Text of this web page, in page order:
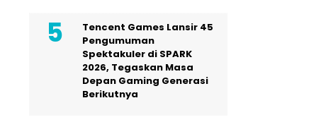
Tencent Games Lansir 45
Pengumuman
Spektakuler di SPARK
2026, Tegaskan Masa
Depan Gaming Generasi
Berikutnya